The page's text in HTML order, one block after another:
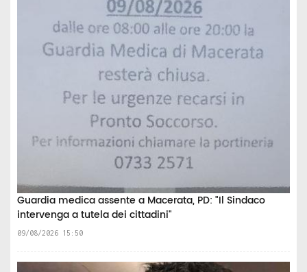
Guardia medica assente a Macerata, PD: "Il Sindaco
intervenga a tutela dei cittadini"
09/08/2026 15:50